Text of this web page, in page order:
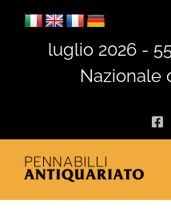
Salta
contenutoluglio 2026 -
Nazionale